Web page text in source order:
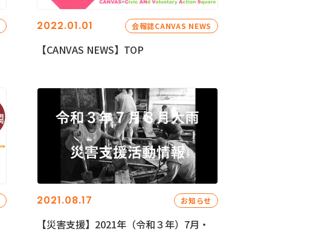
2022.01.01 会報誌CANVAS NEWS
【CANVAS NEWS】TOP
2021.08.17 お知らせ
【災害支援】2021年（令和３年）7月・